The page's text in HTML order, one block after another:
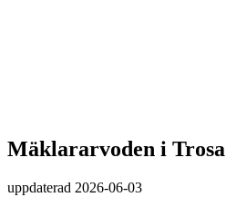
Mäklararvoden i Trosa
uppdaterad 2026-06-03